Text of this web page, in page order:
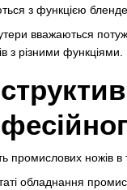
з функцією
вважаються
з різними
промислових ножів
обладнання